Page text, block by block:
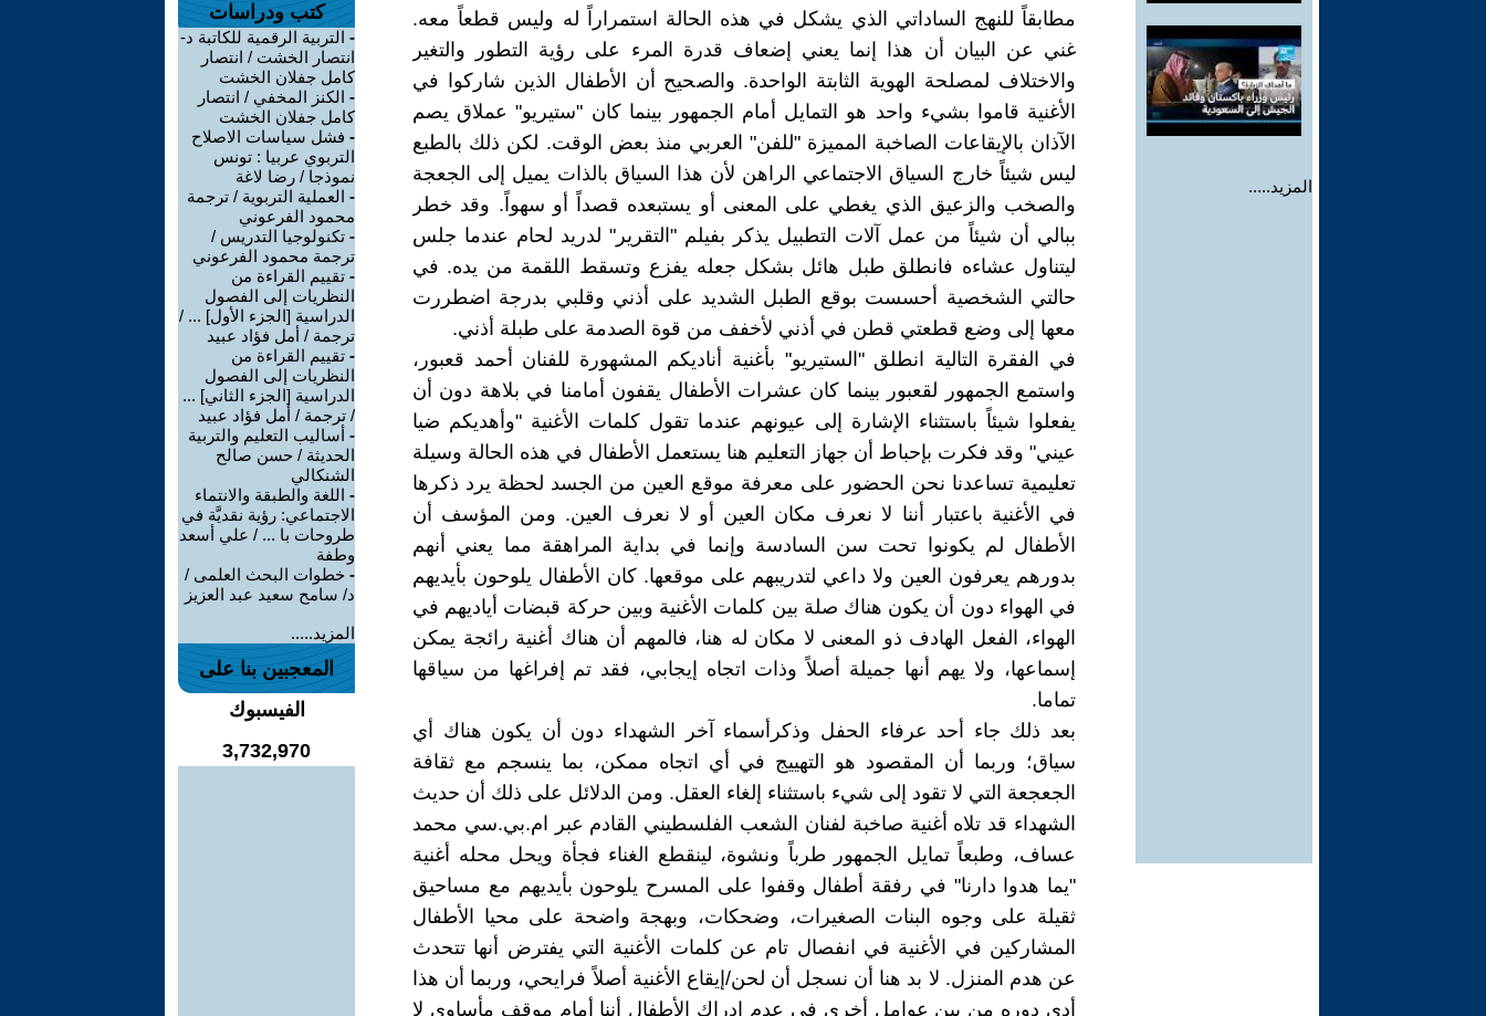
المزيد.....
مطابقاً للنهج الساداتي الذي يشكل في هذه الحالة استمراراً له وليس قطعاً معه.
غني عن البيان أن هذا إنما يعني إضعاف قدرة المرء على رؤية التطور والتغير
والاختلاف لمصلحة الهوية الثابتة الواحدة. والصحيح أن الأطفال الذين شاركوا في
الأغنية قاموا بشيء واحد هو التمايل أمام الجمهور بينما كان "ستيريو" عملاق يصم
الآذان بالإيقاعات الصاخبة المميزة "للفن" العربي منذ بعض الوقت. لكن ذلك بالطبع
ليس شيئاً خارج السياق الاجتماعي الراهن لأن هذا السياق بالذات يميل إلى الجعجة
والصخب والزعيق الذي يغطي على المعنى أو يستبعده قصداً أو سهواً. وقد خطر
ببالي أن شيئاً من عمل آلات التطبيل يذكر بفيلم "التقرير" لدريد لحام عندما جلس
ليتناول عشاءه فانطلق طبل هائل بشكل جعله يفزع وتسقط اللقمة من يده. في
حالتي الشخصية أحسست بوقع الطبل الشديد على أذني وقلبي بدرجة اضطررت
معها إلى وضع قطعتي قطن في أذني لأخفف من قوة الصدمة على طبلة أذني.
في الفقرة التالية انطلق "الستيريو" بأغنية أناديكم المشهورة للفنان أحمد قعبور،
واستمع الجمهور لقعبور بينما كان عشرات الأطفال يقفون أمامنا في بلاهة دون أن
يفعلوا شيئاً باستثناء الإشارة إلى عيونهم عندما تقول كلمات الأغنية "وأهديكم ضيا
عيني" وقد فكرت بإحباط أن جهاز التعليم هنا يستعمل الأطفال في هذه الحالة وسيلة
تعليمية تساعدنا نحن الحضور على معرفة موقع العين من الجسد لحظة يرد ذكرها
في الأغنية باعتبار أننا لا نعرف مكان العين أو لا نعرف العين. ومن المؤسف أن
الأطفال لم يكونوا تحت سن السادسة وإنما في بداية المراهقة مما يعني أنهم
بدورهم يعرفون العين ولا داعي لتدريبهم على موقعها. كان الأطفال يلوحون بأيديهم
في الهواء دون أن يكون هناك صلة بين كلمات الأغنية وبين حركة قبضات أياديهم في
الهواء، الفعل الهادف ذو المعنى لا مكان له هنا، فالمهم أن هناك أغنية رائجة يمكن
إسماعها، ولا يهم أنها جميلة أصلاً وذات اتجاه إيجابي، فقد تم إفراغها من سياقها
تماما.
بعد ذلك جاء أحد عرفاء الحفل وذكرأسماء آخر الشهداء دون أن يكون هناك أي
سياق؛ وربما أن المقصود هو التهييج في أي اتجاه ممكن، بما ينسجم مع ثقافة
الجعجعة التي لا تقود إلى شيء باستثناء إلغاء العقل. ومن الدلائل على ذلك أن حديث
الشهداء قد تلاه أغنية صاخبة لفنان الشعب الفلسطيني القادم عبر ام.بي.سي محمد
عساف، وطبعاً تمايل الجمهور طرباً ونشوة، لينقطع الغناء فجأة ويحل محله أغنية
"يما هدوا دارنا" في رفقة أطفال وقفوا على المسرح يلوحون بأيديهم مع مساحيق
ثقيلة على وجوه البنات الصغيرات، وضحكات، وبهجة واضحة على محيا الأطفال
المشاركين في الأغنية في انفصال تام عن كلمات الأغنية التي يفترض أنها تتحدث
عن هدم المنزل. لا بد هنا أن نسجل أن لحن/إيقاع الأغنية أصلاً فرايحي، وربما أن هذا
أدى دوره من بين عوامل أخرى في عدم إدراك الأطفال أننا أمام موقف مأساوي لا
كتب ودراسات
- التربية الرقمية للكاتبة د-
انتصار الخشت / انتصار
كامل جفلان الخشت
- الكنز المخفي / انتصار
كامل جفلان الخشت
- فشل سياسات الاصلاح
التربوي عربيا : تونس
نموذجا / رضا لاغة
- العملية التربوية / ترجمة
محمود الفرعوني
- تكنولوجيا التدريس /
ترجمة محمود الفرعوني
- تقييم القراءة من
النظريات إلى الفصول
الدراسية [الجزء الأول] ... /
ترجمة / أمل فؤاد عبيد
- تقييم القراءة من
النظريات إلى الفصول
الدراسية [الجزء الثاني] ...
/ ترجمة / أمل فؤاد عبيد
- أساليب التعليم والتربية
الحديثة / حسن صالح
الشنكالي
- اللغة والطبقة والانتماء
الاجتماعي: رؤية نقديَّة في
طروحات با ... / علي أسعد
وطفة
- خطوات البحث العلمى /
د/ سامح سعيد عبد العزيز
المزيد.....
المعجبين بنا على
الفيسبوك
3,732,970